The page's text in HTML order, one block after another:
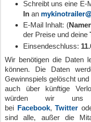
Schreibt uns eine E-
In an
E-Mail Inhalt: (
der Preise und deine
Einsendeschluss:
Wir benötigen die Daten
können. Die Daten
Gewinnspiels gelöscht
auch über künftige
würden wir
bei Facebook, Twitter
sind alle, außer die